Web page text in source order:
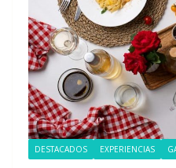
DESTACADOS EXPERIENCIAS